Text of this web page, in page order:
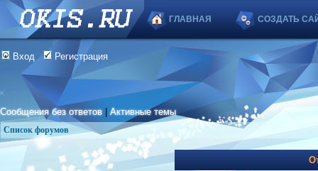
ГЛАВНАЯ СОЗДАТЬ
Вход Регистрация
Сообщения без ответов |Активные темы
Список форумов